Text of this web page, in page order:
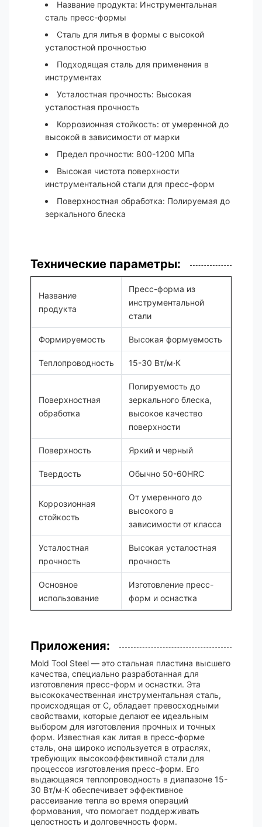
Название продукта: Инструментальная
сталь пресс-формы
Сталь для литья в формы с высокой
усталостной прочностью
Подходящая сталь для применения в
инструментах
Усталостная прочность: Высокая
усталостная прочность
Коррозионная стойкость: от умеренной до
высокой в ​​зависимости от марки
Предел прочности: 800-1200 МПа
Высокая чистота поверхности
инструментальной стали для пресс-форм
Поверхностная обработка: Полируемая до
зеркального блеска
Технические параметры:
Название
продукта
Пресс-форма из
инструментальной
стали
Формируемость Высокая формуемость
Теплопроводность 15-30 Вт/м·К
Поверхностная
обработка
Полируемость до
зеркального блеска,
высокое качество
поверхности
Поверхность Яркий и черный
Твердость Обычно 50-60HRC
Коррозионная
стойкость
От умеренного до
высокого в
зависимости от класса
Усталостная
прочность
Высокая усталостная
прочность
Основное
использование
Изготовление пресс-
форм и оснастка
Приложения:
Mold Tool Steel — это стальная пластина высшего
качества, специально разработанная для
изготовления пресс-форм и оснастки. Эта
высококачественная инструментальная сталь,
происходящая от C, обладает превосходными
свойствами, которые делают ее идеальным
выбором для изготовления прочных и точных
форм. Известная как литая в пресс-форме
сталь, она широко используется в отраслях,
требующих высокоэффективной стали для
процессов изготовления пресс-форм. Его
выдающаяся теплопроводность в диапазоне 15-
30 Вт/м·К обеспечивает эффективное
рассеивание тепла во время операций
формования, что помогает поддерживать
целостность и долговечность форм.